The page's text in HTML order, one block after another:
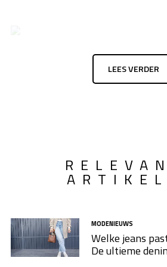
LEES VERDER
MODENIEUWS
Welke jeans
De ultieme